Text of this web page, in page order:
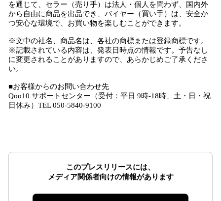
を通じて、セラー（売り手）は法人・個人を問わず、国内外
から自由に商品を出品でき、バイヤー（買い手）は、安全か
つ安心な環境で、お買い物を楽しむことができます。
※文中の社名、商品名は、各社の商標または登録商標です。
※記載されている内容は、発表日時点の情報です。予告なし
に変更されることがありますので、あらかじめご了承くださ
い。
■お客様からのお問い合わせ先
Qoo10 サポートセンター（受付：平日 9時-18時、土・日・祝
日休み）TEL 050-5840-9100
このプレスリリースには、
メディア関係者向けの情報があります